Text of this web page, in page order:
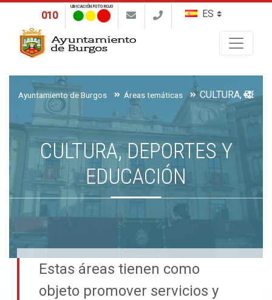
010
UBICACIÓN FOTO ROJO
Ayuntamiento de Burgos Áreas temáticas CULTURA,
CULTURA, DEPORTES Y
EDUCACIÓN
Estas áreas tienen como
objeto promover servicios y